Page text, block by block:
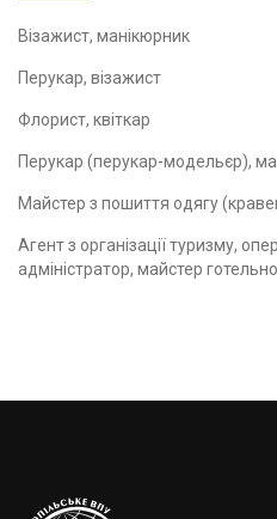
Візажист, манікюрник
Перукар, візажист
Флорист, квіткар
Перукар (перукар-модельєр),
Майстер з пошиття одягу
Агент з організації туризму,
адміністратор, майстер